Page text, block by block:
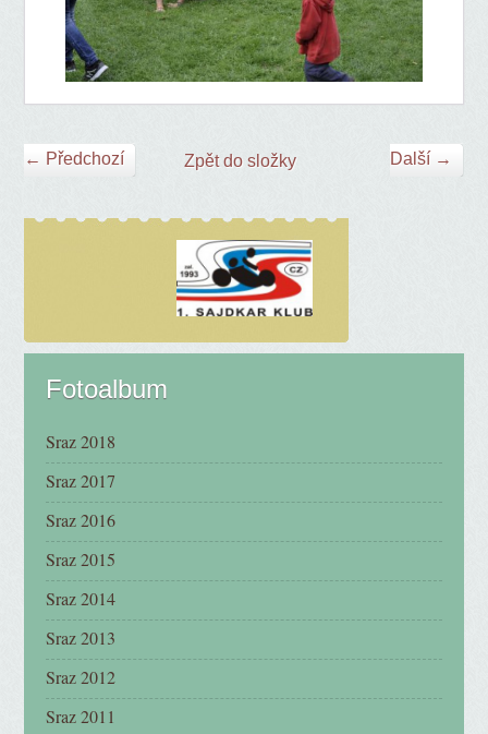
← Předchozí Další →
Zpět do složky
Fotoalbum
Sraz 2018
Sraz 2017
Sraz 2016
Sraz 2015
Sraz 2014
Sraz 2013
Sraz 2012
Sraz 2011